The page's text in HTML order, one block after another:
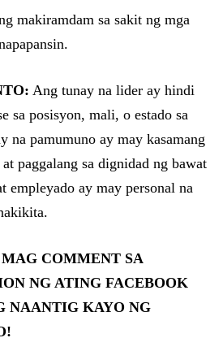
makiramdam sa sakit ng mga
Ang tunay na lider ay hindi
sa posisyon, mali, o estado sa
na pamumuno ay may kasamang
paggalang sa dignidad ng bawat
empleyado ay may personal na
COMMENT SA
NG ATING FACEBOOK
NAANTIG KAYO NG